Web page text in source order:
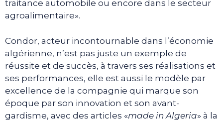
traitance automobile ou encore dans le secteur
agroalimentaire».
Condor, acteur incontournable dans l’économie
algérienne, n’est pas juste un exemple de
réussite et de succès, à travers ses réalisations et
ses performances, elle est aussi le modèle par
excellence de la compagnie qui marque son
époque par son innovation et son avant-
gardisme, avec des articles «made in Algeria» à la